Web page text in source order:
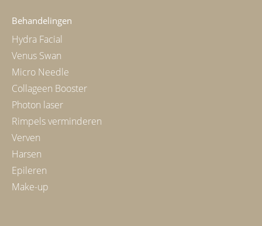
Behandelingen
Hydra Facial
Venus Swan
Micro Needle
Collageen Booster
Photon laser
Rimpels verminderen
Verven
Harsen
Epileren
Make-up